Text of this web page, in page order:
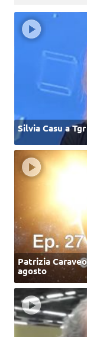
Silvia Casu a
Patrizia
agosto